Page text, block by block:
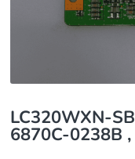
LC320WXN-
6870C-0238B